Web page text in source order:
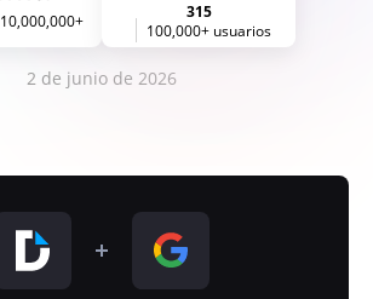
10,000,000+
315
100,000+ usuarios
2 de junio de 2026